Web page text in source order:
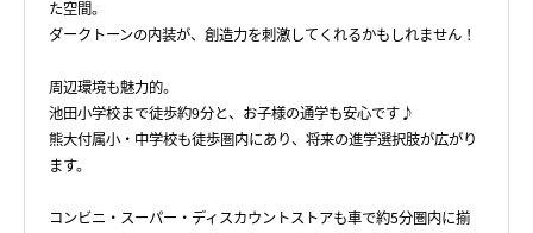
た空間。
ダークトーンの内装が、創造力を刺激してくれるかもしれません！
周辺環境も魅力的。
池田小学校まで徒歩約9分と、お子様の通学も安心です♪
熊大付属小・中学校も徒歩圏内にあり、将来の進学選択肢が広がり
ます。
コンビニ・スーパー・ディスカウントストアも車で約5分圏内に揃